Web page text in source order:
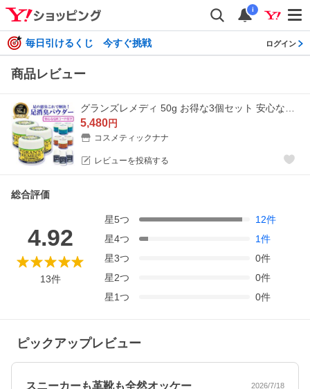
i
毎日引けるくじ 今すぐ挑戦 ログイン
商品レビュー
5,480円
コスメティックナナ
レビューを投稿する
総合評価
4.92
13件
星5つ 12件
星4つ 1件
星3つ 0件
星2つ 0件
星1つ 0件
ピックアップレビュー
スニーカーも革靴も全然オッケー 2026/7/18